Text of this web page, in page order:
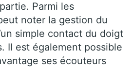
Parmi les
noter la gestion du
simple contact du doigt
Il est également possible
ses écouteurs